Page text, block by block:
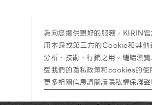
為向您提供更好的服務，KIRIN
用本身或第三方的Cookie和其他
分析、技術、行銷之用。繼續瀏
受我們的隱私政策和cookies的使
更多相關信息請閱讀隱私權保護